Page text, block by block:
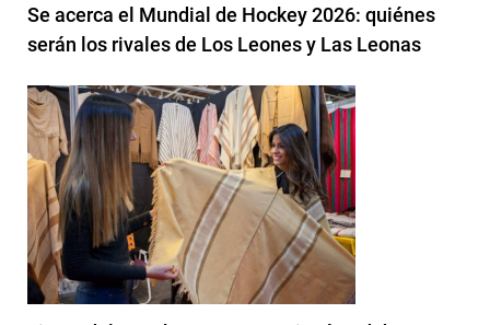
Se acerca el Mundial de Hockey 2026: quiénes
serán los rivales de Los Leones y Las Leonas